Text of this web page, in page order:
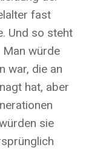
fast
Und so steht
Man würde
war, die an
hat, aber
sie